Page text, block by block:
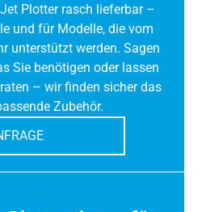
Plotter rasch lieferbar –
und für Modelle, die vom
unterstützt werden. Sagen
Sie benötigen oder lassen
– wir finden sicher das
Zubehör.